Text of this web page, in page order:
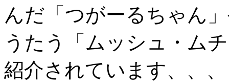
んだ「つがーるちゃん
うたう「ムッシュ・ム
紹介されています、、